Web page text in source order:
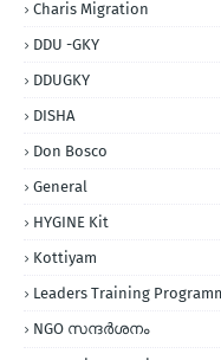
Charis Migration
DDU -GKY
DDUGKY
DISHA
Don Bosco
General
HYGINE Kit
Kottiyam
Leaders Training
NGO സന്ദര്‍ശനം